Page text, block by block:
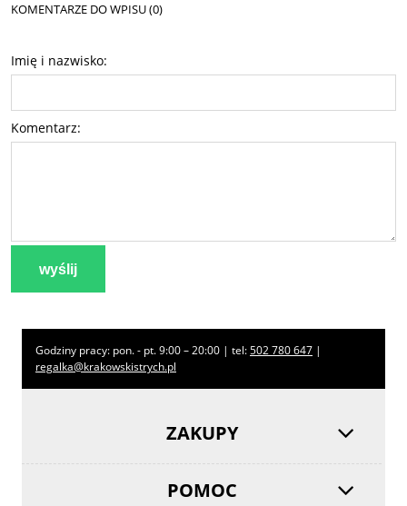
KOMENTARZE DO WPISU (0)
Imię i nazwisko:
Komentarz:
wyślij
Godziny pracy: pon. - pt. 9:00 – 20:00 | tel:502 780 647 |
regalka@krakowskistrych.pl
ZAKUPY
POMOC